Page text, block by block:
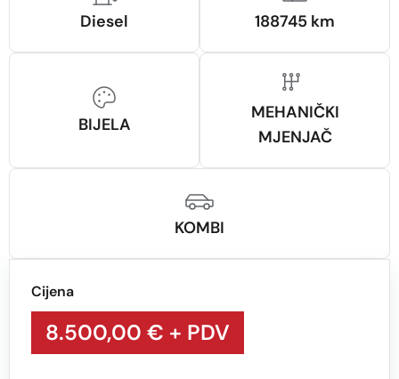
Cijena
8.500,00 € + PDV
Diesel 188745 km
BIJELA
MEHANIČKI
MJENJAČ
KOMBI